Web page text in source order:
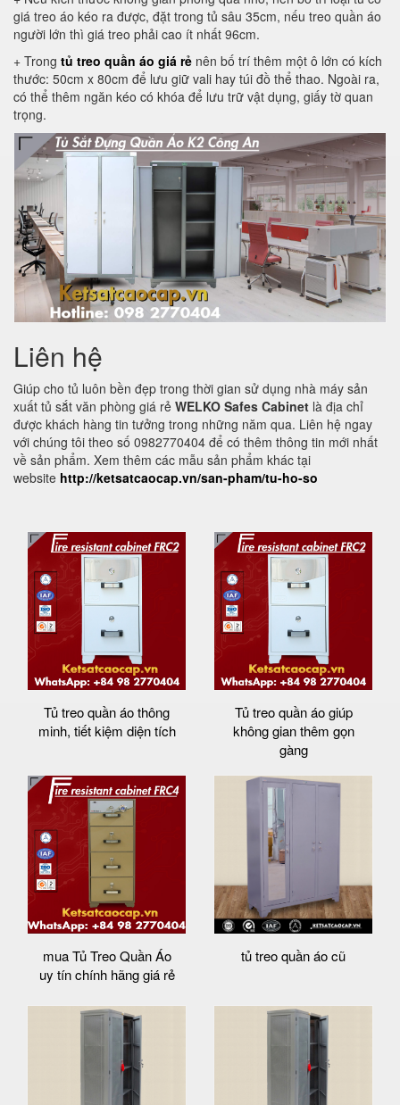
giá treo áo kéo ra được, đặt trong tủ sâu 35cm, nếu treo quần áo
người lớn thì giá treo phải cao ít nhất 96cm.
+ Trong tủ treo quần áo giá rẻ nên bố trí thêm một ô lớn có kích
thước: 50cm x 80cm để lưu giữ vali hay túi đồ thể thao. Ngoài ra,
có thể thêm ngăn kéo có khóa để lưu trữ vật dụng, giấy tờ quan
trọng.
Liên hệ
Giúp cho tủ luôn bền đẹp trong thời gian sử dụng nhà máy sản
xuất tủ sắt văn phòng giá rẻ WELKO Safes Cabinet là địa chỉ
được khách hàng tin tưởng trong những năm qua. Liên hệ ngay
với chúng tôi theo số 0982770404 để có thêm thông tin mới nhất
về sản phẩm. Xem thêm các mẫu sản phẩm khác tại
website http://ketsatcaocap.vn/san-pham/tu-ho-so
Tủ treo quần áo thông
minh, tiết kiệm diện tích
Tủ treo quần áo giúp
không gian thêm gọn
gàng
mua Tủ Treo Quần Áo
uy tín chính hãng giá rẻ
tủ treo quần áo cũ